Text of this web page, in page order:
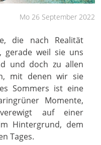
Mo 26 September 2022
die nach Realität
gerade weil sie uns
und doch zu allen
mit denen wir sie
Sommers ist eine
Momente,
auf einer
Hintergrund, dem
Tages.